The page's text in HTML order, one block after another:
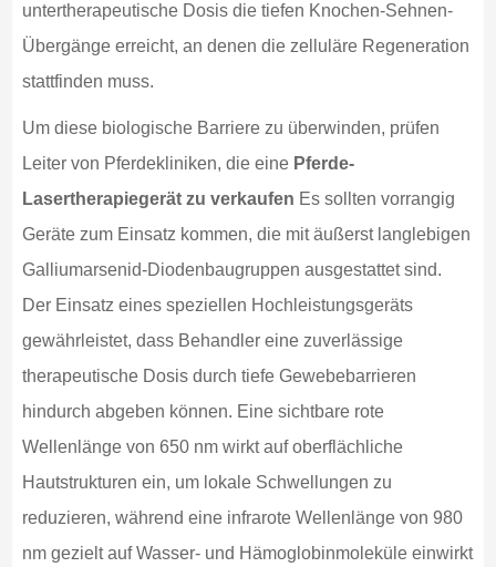
untertherapeutische Dosis die tiefen Knochen-Sehnen-
Übergänge erreicht, an denen die zelluläre Regeneration
stattfinden muss.
Um diese biologische Barriere zu überwinden, prüfen
Leiter von Pferdekliniken, die eine Pferde-
Lasertherapiegerät zu verkaufen Es sollten vorrangig
Geräte zum Einsatz kommen, die mit äußerst langlebigen
Galliumarsenid-Diodenbaugruppen ausgestattet sind.
Der Einsatz eines speziellen Hochleistungsgeräts
gewährleistet, dass Behandler eine zuverlässige
therapeutische Dosis durch tiefe Gewebebarrieren
hindurch abgeben können. Eine sichtbare rote
Wellenlänge von 650 nm wirkt auf oberflächliche
Hautstrukturen ein, um lokale Schwellungen zu
reduzieren, während eine infrarote Wellenlänge von 980
nm gezielt auf Wasser- und Hämoglobinmoleküle einwirkt